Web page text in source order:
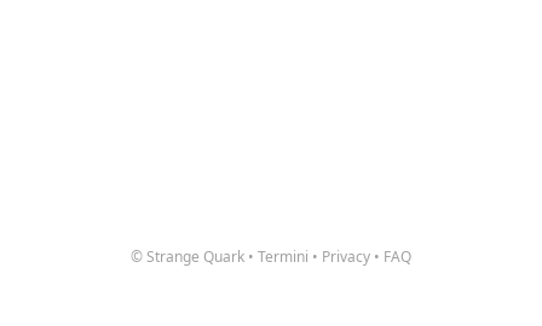
© Strange Quark • Termini • Privacy • FAQ